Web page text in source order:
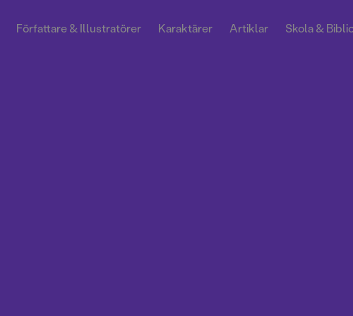
Författare & Illustratörer Karaktärer Artiklar Skola &